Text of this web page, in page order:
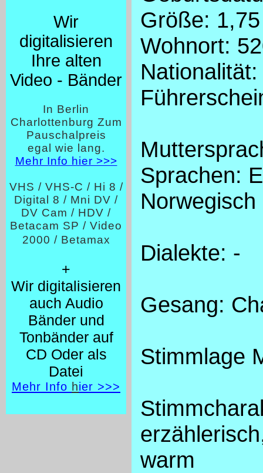
Wir
digitalisieren
Ihre alten
Video - Bänder
In Berlin
Charlottenburg Zum
Pauschalpreis
egal wie lang.
Mehr Info hier >>>
VHS / VHS-C / Hi 8 /
Digital 8 / Mni DV /
DV Cam / HDV /
Betacam SP / Video
2000 / Betamax
+
Wir digitalisieren
auch Audio
Bänder und
Tonbänder auf
CD Oder als
Datei
Mehr Info hier >>>
Größe:
Wohnort:
Sprachen:
Norwegisch
Dialekte: -
Gesang:
Stimmlage
warm